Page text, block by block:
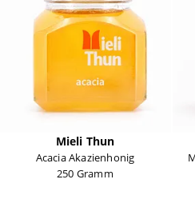
Mieli Thun
Acacia Akazienhonig
250 Gramm